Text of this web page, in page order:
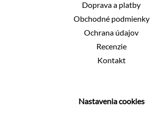
Doprava a platby
Obchodné podmienky
Ochrana údajov
Recenzie
Kontakt
Nastavenia cookies